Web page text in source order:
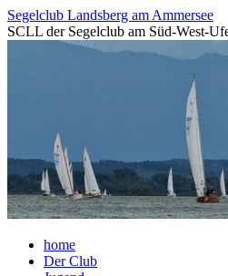
Segelclub Landsberg am Ammersee
SCLL der Segelclub am Süd-West-
Skip
home
Der Club